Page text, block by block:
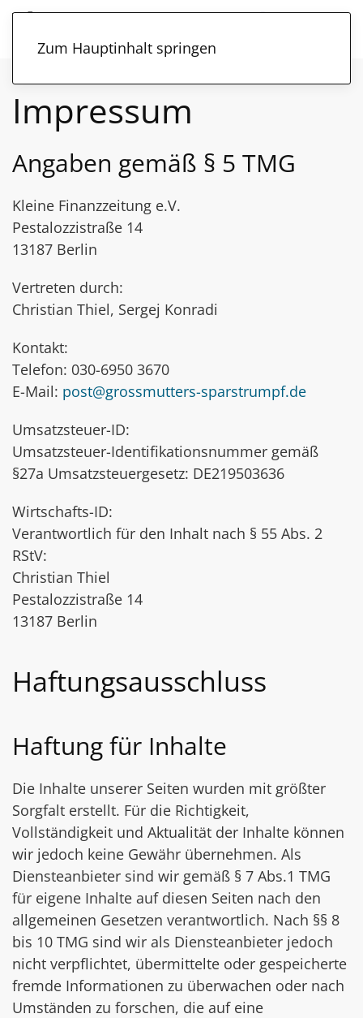
Zum Hauptinhalt springen
Impressum
Angaben gemäß § 5 TMG
Kleine Finanzzeitung e.V.
Pestalozzistraße 14
13187 Berlin
Vertreten durch:
Christian Thiel, Sergej Konradi
Kontakt:
Telefon: 030-6950 3670
E-Mail: post@grossmutters-sparstrumpf.de
Umsatzsteuer-ID:
Umsatzsteuer-Identifikationsnummer gemäß
§27a Umsatzsteuergesetz: DE219503636
Wirtschafts-ID:
Verantwortlich für den Inhalt nach § 55 Abs. 2
RStV:
Christian Thiel
Pestalozzistraße 14
13187 Berlin
Haftungsausschluss
Haftung für Inhalte
Die Inhalte unserer Seiten wurden mit größter
Sorgfalt erstellt. Für die Richtigkeit,
Vollständigkeit und Aktualität der Inhalte können
wir jedoch keine Gewähr übernehmen. Als
Diensteanbieter sind wir gemäß § 7 Abs.1 TMG
für eigene Inhalte auf diesen Seiten nach den
allgemeinen Gesetzen verantwortlich. Nach §§ 8
bis 10 TMG sind wir als Diensteanbieter jedoch
nicht verpflichtet, übermittelte oder gespeicherte
fremde Informationen zu überwachen oder nach
Umständen zu forschen, die auf eine